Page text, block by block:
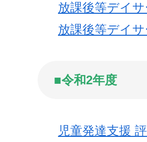
放課後等デイ
放課後等デイ
■令和2年度
児童発達支援